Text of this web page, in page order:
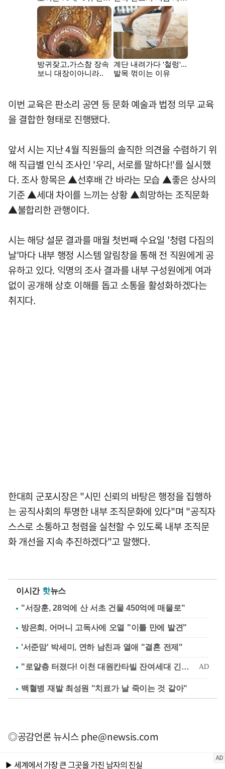
이번 교육은 판소리 공연 등 문화 예술과 법정 의무 교육
을 결합한 형태로 진행됐다.
앞서 시는 지난 4월 직원들의 솔직한 의견을 수렴하기 위
해 직급별 인식 조사인 '우리, 서로를 말하다!'를 실시했
다. 조사 항목은 ▲선후배 간 바라는 모습 ▲좋은 상사의
기준 ▲세대 차이를 느끼는 상황 ▲희망하는 조직문화
▲불합리한 관행이다.
시는 해당 설문 결과를 매월 첫번째 수요일 '청렴 다짐의
날'마다 내부 행정 시스템 알림창을 통해 전 직원에게 공
유하고 있다. 익명의 조사 결과를 내부 구성원에게 여과
없이 공개해 상호 이해를 돕고 소통을 활성화하겠다는
취지다.
한대희 군포시장은 "시민 신뢰의 바탕은 행정을 집행하
는 공직사회의 투명한 내부 조직문화에 있다"며 "공직자
스스로 소통하고 청렴을 실천할 수 있도록 내부 조직문
화 개선을 지속 추진하겠다"고 말했다.
이시간 핫뉴스
"서장훈, 28억에 산 서초 건물 450억에 매물로"
방은희, 어머니 고독사에 오열 "이틀 만에 발견"
'서준맘' 박세미, 연하 남친과 열애 "결혼 전제"
백혈병 재발 최성원 "치료가 날 죽이는 것 같아"
◎공감언론 뉴시스phe@newsis.com